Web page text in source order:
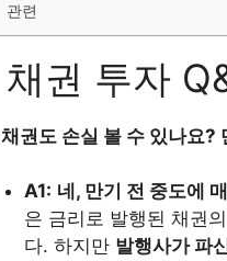
관련
채권 투자
권도 손실 볼 수 있나요
A1: 네, 만기 전 중도에
은 금리로 발행된 채권
다. 하지만 발행사가 파